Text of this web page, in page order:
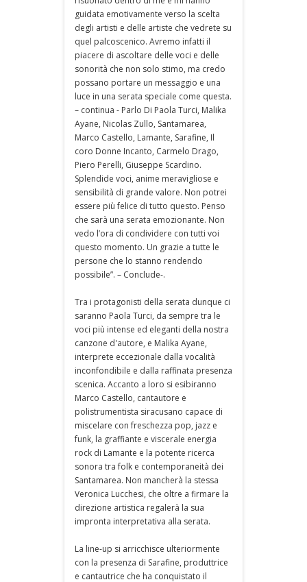
guidata emotivamente verso la scelta
degli artisti e delle artiste che vedrete su
quel palcoscenico. Avremo infatti il
piacere di ascoltare delle voci e delle
sonorità che non solo stimo, ma credo
possano portare un messaggio e una
luce in una serata speciale come questa.
– continua - Parlo Di Paola Turci, Malika
Ayane, Nicolas Zullo, Santamarea,
Marco Castello, Lamante, Sarafine, Il
coro Donne Incanto, Carmelo Drago,
Piero Perelli, Giuseppe Scardino.
Splendide voci, anime meravigliose e
sensibilità di grande valore. Non potrei
essere più felice di tutto questo. Penso
che sarà una serata emozionante. Non
vedo l’ora di condividere con tutti voi
questo momento. Un grazie a tutte le
persone che lo stanno rendendo
possibile”. – Conclude-.
Tra i protagonisti della serata dunque ci
saranno Paola Turci, da sempre tra le
voci più intense ed eleganti della nostra
canzone d'autore, e Malika Ayane,
interprete eccezionale dalla vocalità
inconfondibile e dalla raffinata presenza
scenica. Accanto a loro si esibiranno
Marco Castello, cantautore e
polistrumentista siracusano capace di
miscelare con freschezza pop, jazz e
funk, la graffiante e viscerale energia
rock di Lamante e la potente ricerca
sonora tra folk e contemporaneità dei
Santamarea. Non mancherà la stessa
Veronica Lucchesi, che oltre a firmare la
direzione artistica regalerà la sua
impronta interpretativa alla serata.
La line-up si arricchisce ulteriormente
con la presenza di Sarafine, produttrice
e cantautrice che ha conquistato il